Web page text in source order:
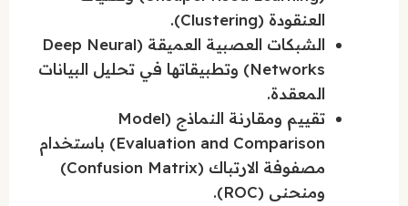
العنقودة (Clustering).
الشبكات العصبية العميقة (Deep Neural
Networks) وتطبيقاتها في تحليل البيانات
المعقدة.
تقييم ومقارنة النماذج (Model
Evaluation and Comparison) باستخدام
مصفوفة الارتباك (Confusion Matrix)
ومنحنى (ROC).